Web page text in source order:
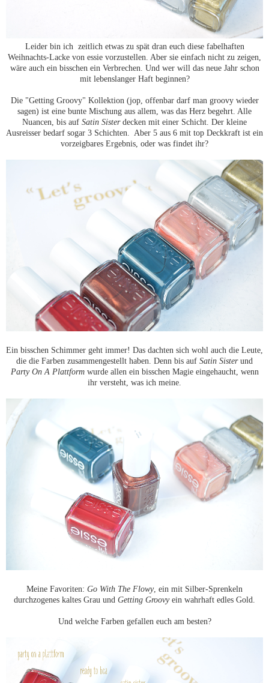
Leider bin ich zeitlich etwas zu spät dran euch diese fabelhaften
Weihnachts-Lacke von essie vorzustellen. Aber sie einfach nicht zu zeigen,
wäre auch ein bisschen ein Verbrechen. Und wer will das neue Jahr schon
mit lebenslanger Haft beginnen?
Die "Getting Groovy" Kollektion (jop, offenbar darf man groovy wieder
sagen) ist eine bunte Mischung aus allem, was das Herz begehrt. Alle
Nuancen, bis auf Satin Sisterdecken mit einer Schicht. Der kleine
Ausreisser bedarf sogar 3 Schichten. Aber 5 aus 6 mit top Deckkraft ist ein
vorzeigbares Ergebnis, oder was findet ihr?
Ein bisschen Schimmer geht immer! Das dachten sich wohl auch die Leute,
die die Farben zusammengestellt haben. Denn bis auf Satin Sisterund
Party On A Plattformwurde allen ein bisschen Magie eingehaucht, wenn
ihr versteht, was ich meine.
Meine Favoriten: Go With The Flowy, ein mit Silber-Sprenkeln
durchzogenes kaltes Grau und Getting Groovyein wahrhaft edles Gold.
Und welche Farben gefallen euch am besten?